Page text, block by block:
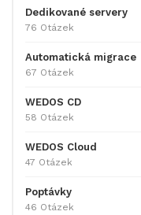
Dedikované servery
76 Otázek
Automatická migrace
67 Otázek
WEDOS CD
58 Otázek
WEDOS Cloud
47 Otázek
Poptávky
46 Otázek